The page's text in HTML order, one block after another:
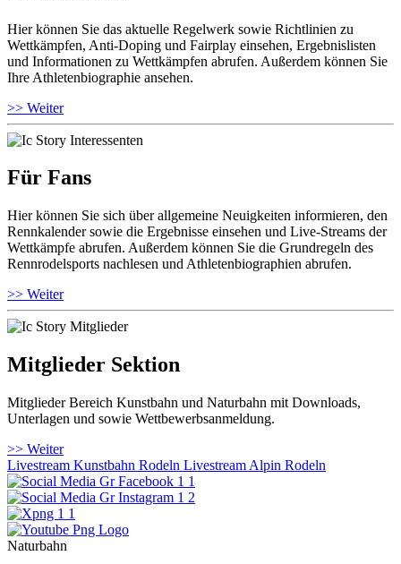
Hier können Sie das aktuelle Regelwerk sowie Richtlinien zu
Wettkämpfen, Anti-Doping und Fairplay einsehen, Ergebnislisten
und Informationen zu Wettkämpfen abrufen. Außerdem können Sie
Ihre Athletenbiographie ansehen.
>> Weiter
Für Fans
Hier können Sie sich über allgemeine Neuigkeiten informieren, den
Rennkalender sowie die Ergebnisse einsehen und Live-Streams der
Wettkämpfe abrufen. Außerdem können Sie die Grundregeln des
Rennrodelsports nachlesen und Athletenbiographien abrufen.
>> Weiter
Mitglieder Sektion
Mitglieder Bereich Kunstbahn und Naturbahn mit Downloads,
Unterlagen und sowie Wettbewerbsanmeldung.
>> Weiter
Livestream Kunstbahn Rodeln Livestream Alpin Rodeln
Naturbahn